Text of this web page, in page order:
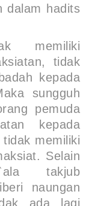
dalam hadits
memiliki
tidak
kepada
sungguh
pemuda
kepada
tidak memiliki
Selain
takjub
naungan
ada lagi